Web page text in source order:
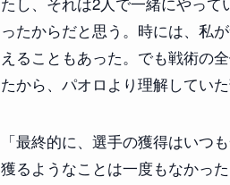
ったからだと思う。時には、私
えることもあった。でも戦術の
たから、パオロより理解していた
「最終的に、選手の獲得はいつ
獲るようなことは一度もなかった